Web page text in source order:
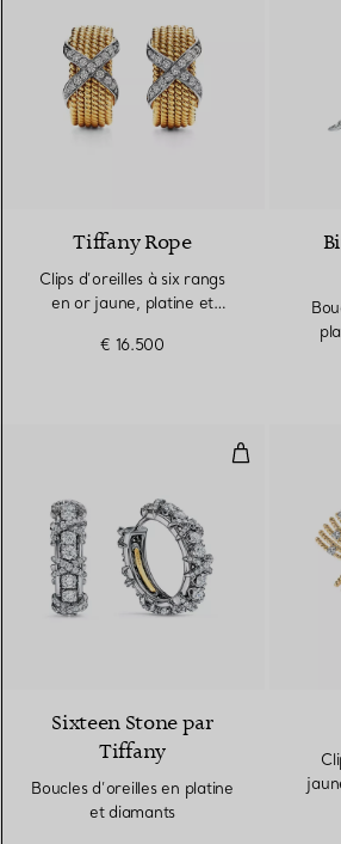
Tiffany Rope
Clips d’oreilles à six rangs
en or jaune, platine et
€ 16.500
Boucles
Sixteen Stone par
Tiffany
Boucles d’oreilles en platine
et diamants